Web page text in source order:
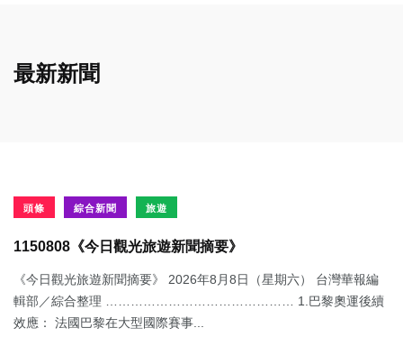
最新新聞
頭條 綜合新聞 旅遊
1150808《今日觀光旅遊新聞摘要》
《今日觀光旅遊新聞摘要》 2026年8月8日（星期六） 台灣華報編
輯部／綜合整理 ……………………………………… 1.​巴黎奧運後續
效應： 法國巴黎在大型國際賽事...